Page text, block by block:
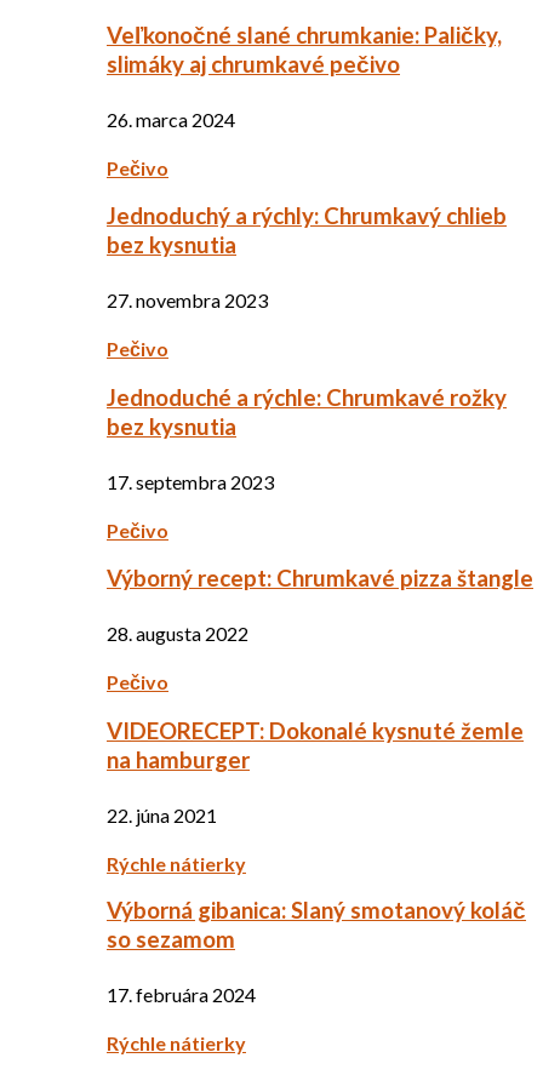
Veľkonočné slané chrumkanie: Paličky,
slimáky aj chrumkavé pečivo
26. marca 2024
Pečivo
Jednoduchý a rýchly: Chrumkavý chlieb
bez kysnutia
27. novembra 2023
Pečivo
Jednoduché a rýchle: Chrumkavé rožky
bez kysnutia
17. septembra 2023
Pečivo
Výborný recept: Chrumkavé pizza štangle
28. augusta 2022
Pečivo
VIDEORECEPT: Dokonalé kysnuté žemle
na hamburger
22. júna 2021
Rýchle nátierky
Výborná gibanica: Slaný smotanový koláč
so sezamom
17. februára 2024
Rýchle nátierky